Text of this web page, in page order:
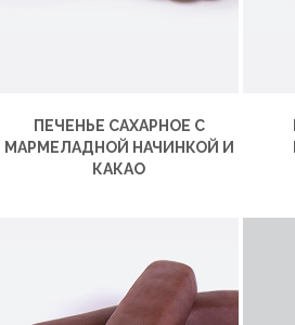
ПЕЧЕНЬЕ САХАРНОЕ С
МАРМЕЛАДНОЙ НАЧИНКОЙ И
КАКАО